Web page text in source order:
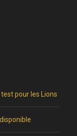
test pour les Lions